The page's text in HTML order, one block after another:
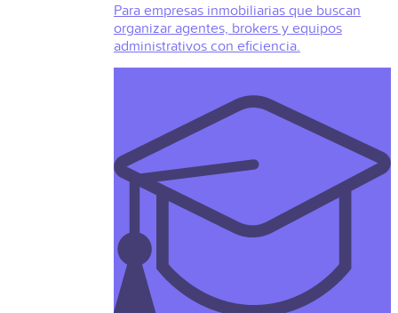
Para empresas inmobiliarias que buscan
organizar agentes, brokers y equipos
administrativos con eficiencia.